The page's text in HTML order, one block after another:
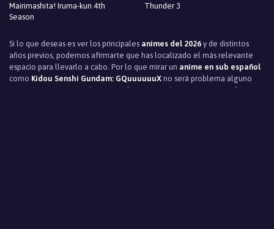
Mairimashita! Iruma-kun 4th
Season
Thunder 3
Si lo que deseas es ver los principales animes del 2026 y de distintos
años previos, podemos afirmarte que has localizado el más relevante
espacio para llevarlo a cabo. Por lo que mirar un anime en sub español
como Kidou Senshi Gundam: GQuuuuuuX no será problema alguno
para ti. Sus personajes, la trama, el tiempo y el contexto en que fue